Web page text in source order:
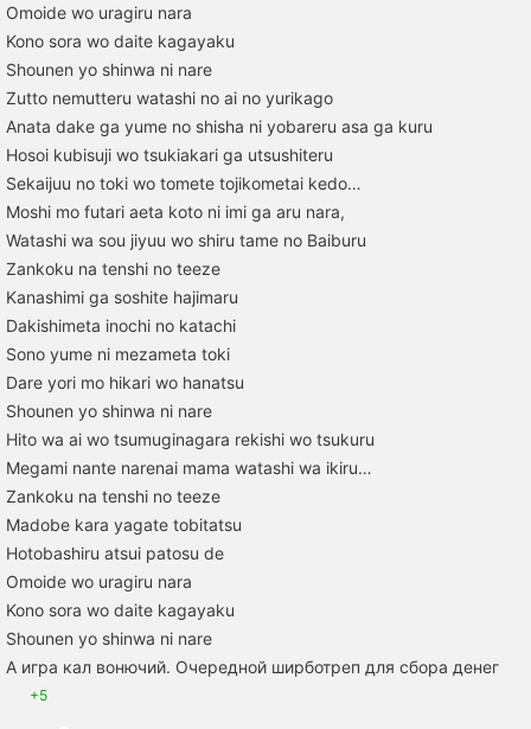
Omoide wo uragiru nara
Kono sora wo daite kagayaku
Shounen yo shinwa ni nare
Zutto nemutteru watashi no ai no yurikago
Anata dake ga yume no shisha ni yobareru asa ga kuru
Hosoi kubisuji wo tsukiakari ga utsushiteru
Sekaijuu no toki wo tomete tojikometai kedo…
Moshi mo futari aeta koto ni imi ga aru nara,
Watashi wa sou jiyuu wo shiru tame no Baiburu
Zankoku na tenshi no teeze
Kanashimi ga soshite hajimaru
Dakishimeta inochi no katachi
Sono yume ni mezameta toki
Dare yori mo hikari wo hanatsu
Shounen yo shinwa ni nare
Hito wa ai wo tsumuginagara rekishi wo tsukuru
Megami nante narenai mama watashi wa ikiru…
Zankoku na tenshi no teeze
Madobe kara yagate tobitatsu
Hotobashiru atsui patosu de
Omoide wo uragiru nara
Kono sora wo daite kagayaku
Shounen yo shinwa ni nare
А игра кал вонючий. Очередной ширботреп для сбора денег
+5